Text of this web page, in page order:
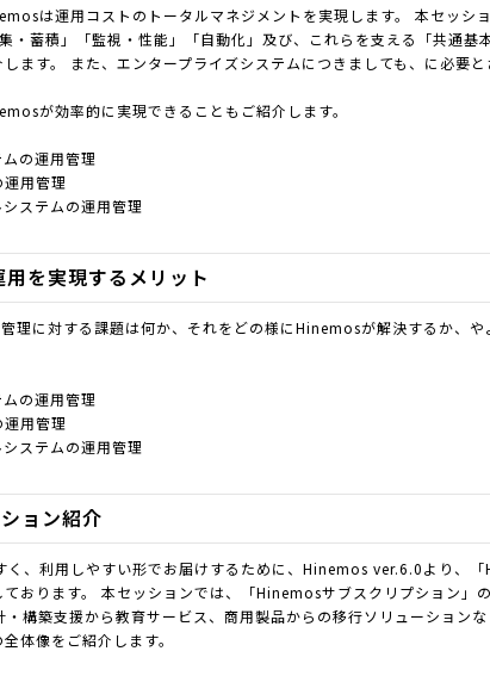
は運用コストのトータルマネジメントを実現します。 本セッシ
・蓄積」「監視・性能」「自動化」及び、これらを支える「共通基
ます。 また、エンタープライズシステムにつきましても、に必要
が効率的に実現できることもご紹介します。
の運用管理
用管理
ステムの運用管理
を実現するメリット
理に対する課題は何か、それをどの様にHinemosが解決するか、
の運用管理
用管理
ステムの運用管理
ョン紹介
く、利用しやすい形でお届けするために、Hinemos ver.6.0より、
おります。 本セッションでは、「Hinemosサブスクリプション」
構築支援から教育サービス、商用製品からの移行ソリューション
体像をご紹介します。